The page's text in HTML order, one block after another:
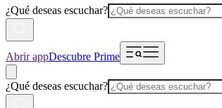
¿Qué deseas escuchar?
Abrir appDescubre Prime
¿Qué deseas escuchar?